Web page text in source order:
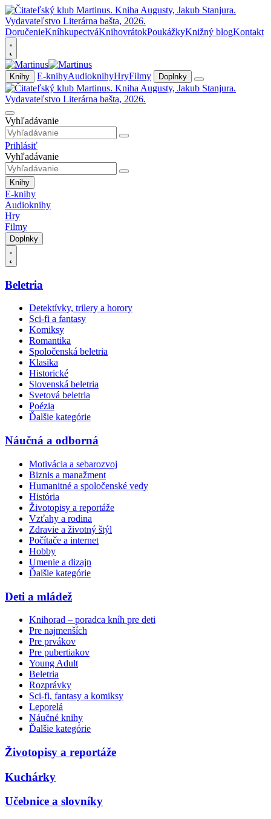
DoručenieKníhkupectváKnihovrátokPoukážkyKnižný blogKontakt
Knihy E-knihyAudioknihyHryFilmy Doplnky
Vyhľadávanie
Prihlásiť
Vyhľadávanie
Knihy
E-knihy
Audioknihy
Hry
Filmy
Doplnky
Beletria
Detektívky, trilery a horory
Sci-fi a fantasy
Komiksy
Romantika
Spoločenská beletria
Klasika
Historické
Slovenská beletria
Svetová beletria
Poézia
Ďalšie kategórie
Náučná a odborná
Motivácia a sebarozvoj
Biznis a manažment
Humanitné a spoločenské vedy
História
Životopisy a reportáže
Vzťahy a rodina
Zdravie a životný štýl
Počítače a internet
Hobby
Umenie a dizajn
Ďalšie kategórie
Deti a mládež
Knihorad – poradca kníh pre deti
Pre najmenších
Pre prvákov
Pre pubertiakov
Young Adult
Beletria
Rozprávky
Sci-fi, fantasy a komiksy
Leporelá
Náučné knihy
Ďalšie kategórie
Životopisy a reportáže
Kuchárky
Učebnice a slovníky